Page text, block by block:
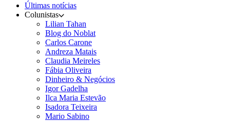
Últimas notícias
Colunistas
Lilian Tahan
Blog do Noblat
Carlos Carone
Andreza Matais
Claudia Meireles
Fábia Oliveira
Dinheiro & Negócios
Igor Gadelha
Ilca Maria Estevão
Isadora Teixeira
Mario Sabino